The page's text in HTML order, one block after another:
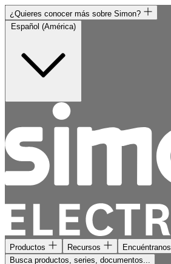
¿Quieres conocer más sobre Simon?
Productos Recursos
Encuéntranos
Busca productos, series, documentos...